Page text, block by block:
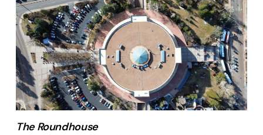
The Roundhouse